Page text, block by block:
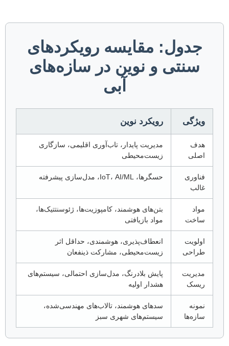
جدول: مقایسه رویکردهای
سنتی و نوین در سازه‌های
آبی
ویژگی رویکرد نوین
هدف
اصلی
مدیریت پایدار، تاب‌آوری اقلیمی، سازگاری
زیست‌محیطی
فناوری
غالب
حسگرها، IoT، AI/ML، مدل‌سازی پیشرفته
مواد
ساخت
بتن‌های هوشمند، کامپوزیت‌ها، ژئوسنتتیک‌ها،
مواد بازیافتی
اولویت
طراحی
انعطاف‌پذیری، هوشمندی، حداقل اثر
زیست‌محیطی، مشارکت ذینفعان
مدیریت
ریسک
پایش بلادرنگ، مدل‌سازی احتمالی، سیستم‌های
هشدار اولیه
نمونه
سازه‌ها
سدهای هوشمند، تالاب‌های مهندسی‌شده،
سیستم‌های شهری سبز